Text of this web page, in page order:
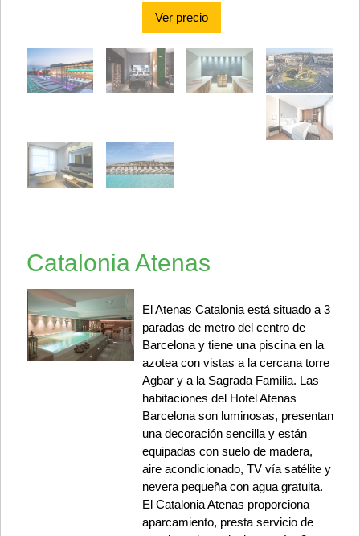
Ver precio
Catalonia Atenas
El Atenas Catalonia está situado a 3
paradas de metro del centro de
Barcelona y tiene una piscina en la
azotea con vistas a la cercana torre
Agbar y a la Sagrada Familia. Las
habitaciones del Hotel Atenas
Barcelona son luminosas, presentan
una decoración sencilla y están
equipadas con suelo de madera,
aire acondicionado, TV vía satélite y
nevera pequeña con agua gratuita.
El Catalonia Atenas proporciona
aparcamiento, presta servicio de